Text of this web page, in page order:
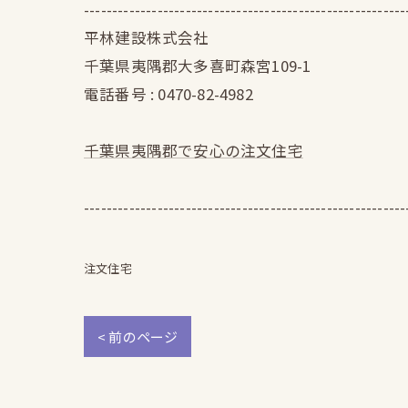
平林建設株式会社
千葉県夷隅郡大多喜町森宮109-1
電話番号 : 0470-82-4982
千葉県夷隅郡で安心の注文住宅
注文住宅
< 前のページ